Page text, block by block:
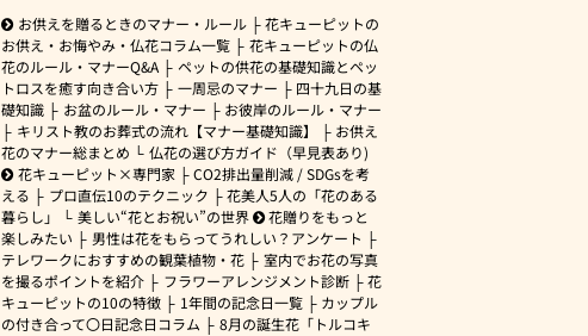
お供えを贈るときのマナー・ルール
花キューピットの
お供え・お悔やみ・仏花コラム一覧
花キューピットの仏
花のルール・マナーQ&A
ペットの供花の基礎知識とペッ
トロスを癒す向き合い方
一周忌のマナー
四十九日の基
礎知識
お盆のルール・マナー
お彼岸のルール・マナー
キリスト教のお葬式の流れ【マナー基礎知識】
お供え
花のマナー総まとめ
仏花の選び方ガイド（早見表あり)
花キューピット×専門家
CO2排出量削減 / SDGsを考
える
プロ直伝10のテクニック
花美人5人の「花のある
暮らし」
美しい“花とお祝い”の世界
花贈りをもっと
楽しみたい
男性は花をもらってうれしい？アンケート
テレワークにおすすめの観葉植物・花
室内でお花の写真
を撮るポイントを紹介
フラワーアレンジメント診断
花
キューピットの10の特徴
1年間の記念日一覧
カップル
の付き合って〇日記念日コラム
8月の誕生花「トルコキ